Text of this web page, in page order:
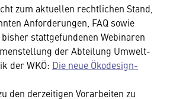
zum aktuellen rechtlichen Stand,
Anforderungen, FAQ sowie
stattgefundenen Webinaren
der Abteilung Umwelt-
der WKÖ: Die neue Ökodesign-
den derzeitigen Vorarbeiten zu